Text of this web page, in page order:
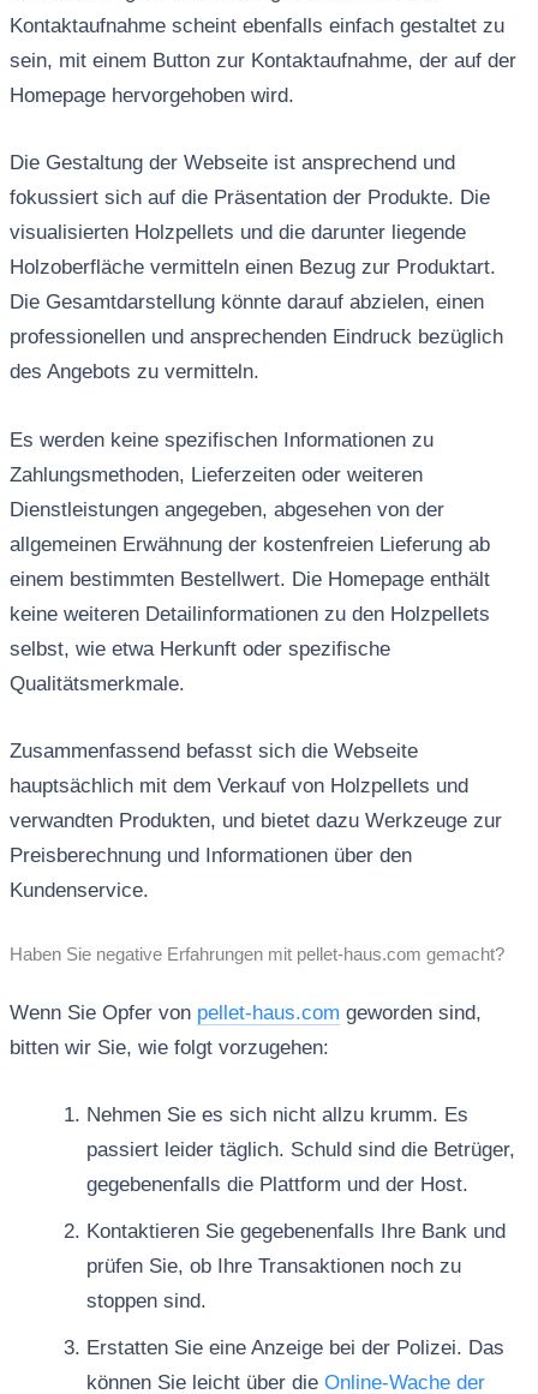
Kontaktaufnahme scheint ebenfalls einfach gestaltet zu
sein, mit einem Button zur Kontaktaufnahme, der auf der
Homepage hervorgehoben wird.
Die Gestaltung der Webseite ist ansprechend und
fokussiert sich auf die Präsentation der Produkte. Die
visualisierten Holzpellets und die darunter liegende
Holzoberfläche vermitteln einen Bezug zur Produktart.
Die Gesamtdarstellung könnte darauf abzielen, einen
professionellen und ansprechenden Eindruck bezüglich
des Angebots zu vermitteln.
Es werden keine spezifischen Informationen zu
Zahlungsmethoden, Lieferzeiten oder weiteren
Dienstleistungen angegeben, abgesehen von der
allgemeinen Erwähnung der kostenfreien Lieferung ab
einem bestimmten Bestellwert. Die Homepage enthält
keine weiteren Detailinformationen zu den Holzpellets
selbst, wie etwa Herkunft oder spezifische
Qualitätsmerkmale.
Zusammenfassend befasst sich die Webseite
hauptsächlich mit dem Verkauf von Holzpellets und
verwandten Produkten, und bietet dazu Werkzeuge zur
Preisberechnung und Informationen über den
Kundenservice.
Haben Sie negative Erfahrungen mit pellet-haus.com gemacht?
Wenn Sie Opfer von pellet-haus.com geworden sind,
bitten wir Sie, wie folgt vorzugehen:
Nehmen Sie es sich nicht allzu krumm. Es
passiert leider täglich. Schuld sind die Betrüger,
gegebenenfalls die Plattform und der Host.
Kontaktieren Sie gegebenenfalls Ihre Bank und
prüfen Sie, ob Ihre Transaktionen noch zu
stoppen sind.
Erstatten Sie eine Anzeige bei der Polizei. Das
können Sie leicht über die Online-Wache der